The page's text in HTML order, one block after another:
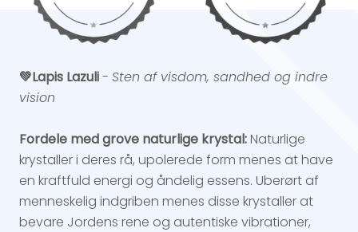
💚Lapis Lazuli- Sten af visdom, sandhed og indre
vision
Fordele med grove naturlige krystal:Naturlige
krystaller i deres rå, upolerede form menes at have
en kraftfuld energi og åndelig essens. Uberørt af
menneskelig indgriben menes disse krystaller at
bevare Jordens rene og autentiske vibrationer,